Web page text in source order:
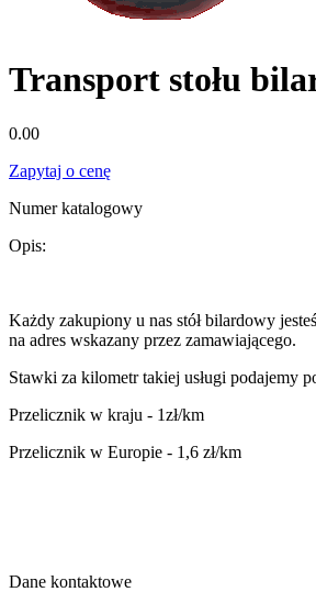
Transport stołu
0.00
Zapytaj o cenę
Numer katalogowy
Opis:
Każdy zakupiony u nas stół bilardowy
na adres wskazany przez zamawiającego.
Stawki za kilometr takiej usługi podajemy
Przelicznik w kraju - 1zł/km
Przelicznik w Europie - 1,6 zł/km
Dane kontaktowe